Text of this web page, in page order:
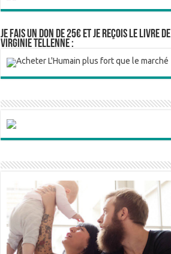
Je fais un don de 25€ et je reçois le livre de
Virginie Tellenne :